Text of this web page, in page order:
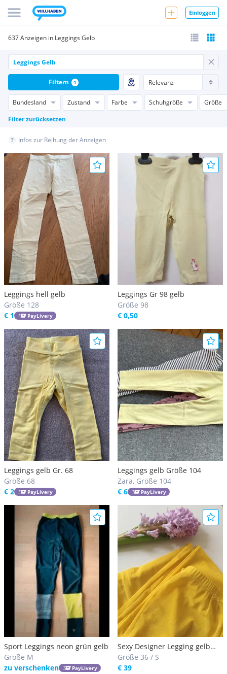
Einloggen
637 Anzeigen in Leggings Gelb
Bundesland Zustand Farbe Schuhgröße
Größe
Filter zurücksetzen
Filtern 1
Infos zur Reihung der Anzeigen
Leggings hell gelb
Größe 128
€ 1
PayLivery
Leggings Gr 98 gelb
Größe 98
€ 0,50
Leggings gelb Gr. 68
Größe 68
€ 2
PayLivery
Leggings gelb Größe 104
Zara, Größe 104
€ 6
PayLivery
Sport Leggings neon grün gelb
Größe M
zu verschenken
PayLivery
Sexy Designer Legging gelb
Mesh
Größe 36 / S
€ 39